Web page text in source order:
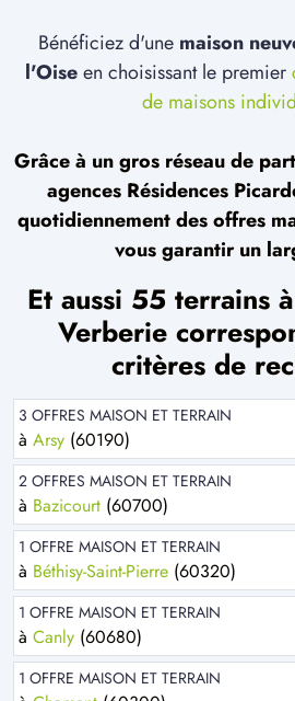
Bénéficiez d'une maison
l'Oiseen choisissant le premier
de maisons
Grâce à un gros réseau de
agences Résidences
quotidiennement des offres
vous garantir un
Et aussi 55 terrains
Verberie
critères de
3 OFFRES MAISON ET TERRAIN
à Arsy (60190)
2 OFFRES MAISON ET TERRAIN
à Bazicourt (60700)
1 OFFRE MAISON ET TERRAIN
à Béthisy-Saint-Pierre (60320)
1 OFFRE MAISON ET TERRAIN
à Canly (60680)
1 OFFRE MAISON ET TERRAIN